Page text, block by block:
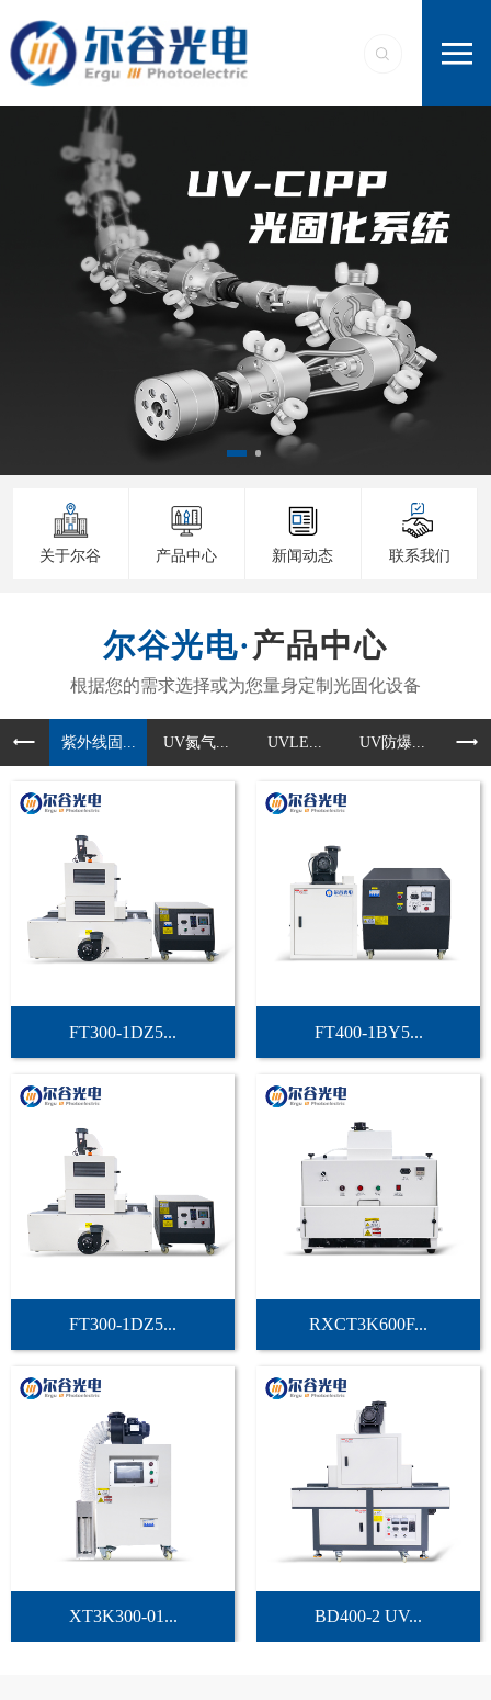
关于尔谷 产品中心 新闻动态 联系我们
产品中心
紫外线固... UV氮气... UVLE... UV防爆... UV
FT300-1DZ5... FT400-1BY5...
FT300-1DZ5... RXCT3K600F...
XT3K300-01... BD400-2 UV...